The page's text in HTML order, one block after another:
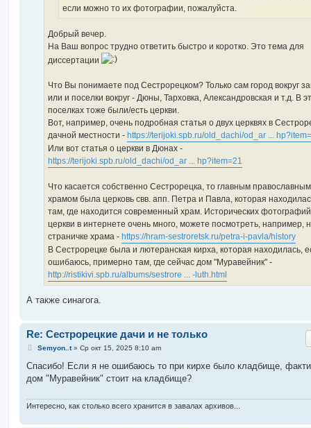
если можно то их фотографии, пожалуйста.
Добрый вечер.
На Ваш вопрос трудно ответить быстро и коротко. Это тема для
диссертации
Что Вы понимаете под Сестрорецком? Только сам город вокруг
или и поселки вокруг - Дюны, Тарховка, Александровская и т.д. В
поселках тоже были/есть церкви.
Вот, например, очень подробная статья о двух церквях в
дачной местности - https://terijoki.spb.ru/old_dachi/od_ar ...
Или вот статья о церкви в Дюнах -
https://terijoki.spb.ru/old_dachi/od_ar ... hp?item=21
Что касается собственно Сестрорецка, то главным православным
храмом была церковь свв. апп. Петра и Павла, которая
там, где находится современный храм. Исторических
церкви в интернете очень много, можете посмотреть, например,
страничке храма - https://hram-sestroretsk.ru/petra-i-pavla/history
В Сестрорецке была и лютеранская кирха, которая находилась,
ошибаюсь, примерно там, где сейчас дом "Муравейник" -
http://ristikivi.spb.ru/albums/sestrore ... -luth.html
А также синагога.
Re: Сестрорецкие дачи и не только
С
о
щ
и
Semyon..t» Ср окт 15, 2025 8:10 am
Спасибо! Если я не ошибаюсь то при кирхе было кладбище,
дом "Муравейник" стоит на кладбище?
Интересно, как столько всего хранится в завалах архивов...